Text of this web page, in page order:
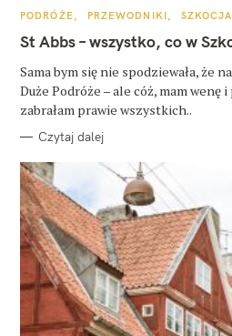
K
T
E
O
R
I
PODRÓŻE PRZEWODNIKI SZKOCJA
St Abbs – wszystko, co w
Sama bym się nie spodziewała, że
Duże Podróże – ale cóż, mam wenę
zabrałam prawie wszystkich..
Czytaj dalej